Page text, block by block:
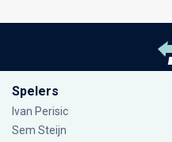
Spelers
Ivan Perisic
Sem Steijn